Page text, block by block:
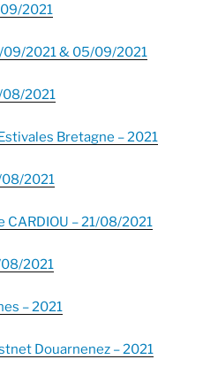
2021
09/2021 & 05/09/2021
08/2021
Bretagne – 2021
08/2021
– 21/08/2021
2021
– 2021
Douarnenez – 2021